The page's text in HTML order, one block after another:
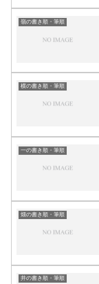
嶺の書き順・筆順
横の書き順・筆順
一の書き順・筆順
畑の書き順・筆順
井の書き順・筆順